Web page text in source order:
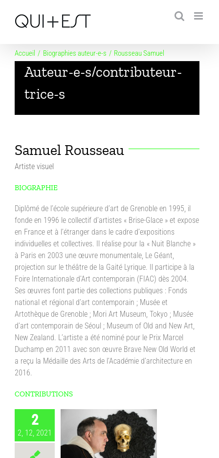
contenu
Accueil Biographies auteur-e-s Rousseau Samuel
Auteur-e-s/contributeur-
trice-s
Samuel Rousseau
Artiste visuel
BIOGRAPHIE
Diplômé de l’école supérieure d’art de Grenoble en 1995, il
fonde en 1996 le collectif d’artistes « Brise-Glace » et expose
en France et à l’étranger dans le cadre d’expositions
individuelles et collectives. Il réalise pour la « Nuit Blanche »
à Paris en 2003 une œuvre monumentale, Le Géant,
projection sur le théâtre de la Gaité Lyrique. Il participe à la
Foire Internationale d’Art contemporain (FIAC) dès 2004.
Ses œuvres font partie des collections publiques : Fonds
national et régional d’art contemporain ; Musée et
Artothèque de Grenoble ; Mori Art Museum, Tokyo ; Musée
d’art contemporain de Séoul ; Museum of Old and New Art,
New Zealand. L’artiste a été nominé pour le Prix Marcel
Duchamp en 2011 avec son œuvre Brave New Old World et
a reçu la Médaille des Arts de l’Académie d’architecture en
2016.
CONTRIBUTIONS
2
2, 12, 2021